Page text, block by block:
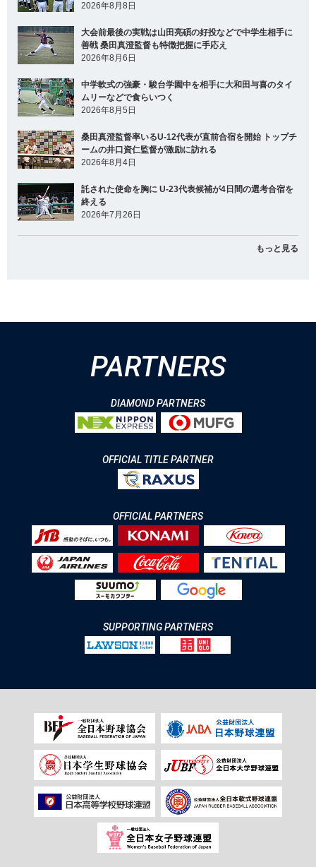
2026年8月8日
大会前最後の実戦は山田亮碩の好投などで中学生相手に
善戦 桑田真澄監督も特徴把握に手応え
2026年8月6日
中学軟式の強豪・駿台学園中を相手に大和田与喜のタイ
ムリーなどで食らいつく
2026年8月5日
桑田真澄監督率いるU-12代表が直前合宿を開始 トップチ
ームの井口資仁監督が激励に訪れる
2026年8月4日
託された使命を胸に U-23代表候補が4日間の選考合宿を
終える
2026年7月26日
もっと見る
PARTNERS
DIAMOND PARTNERS
OFFICIAL TITLE PARTNER
OFFICIAL PARTNERS
SUPPORTING PARTNERS